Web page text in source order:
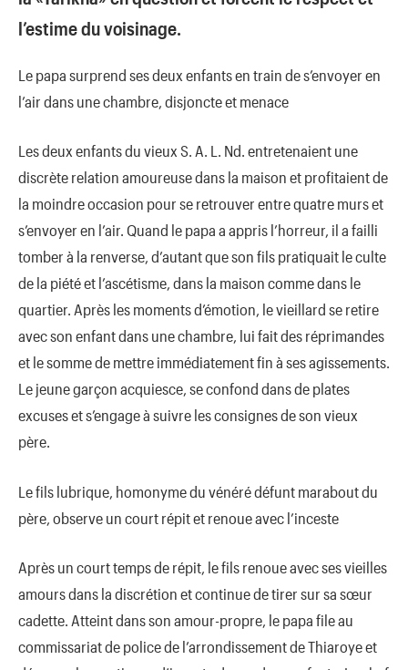
l’estime du voisinage.
Le papa surprend ses deux enfants en train de s’envoyer en
l’air dans une chambre, disjoncte et menace
Les deux enfants du vieux S. A. L. Nd. entretenaient une
discrète relation amoureuse dans la maison et profitaient de
la moindre occasion pour se retrouver entre quatre murs et
s’envoyer en l’air. Quand le papa a appris l’horreur, il a failli
tomber à la renverse, d’autant que son fils pratiquait le culte
de la piété et l’ascétisme, dans la maison comme dans le
quartier. Après les moments d’émotion, le vieillard se retire
avec son enfant dans une chambre, lui fait des réprimandes
et le somme de mettre immédiatement fin à ses agissements.
Le jeune garçon acquiesce, se confond dans de plates
excuses et s’engage à suivre les consignes de son vieux
père.
Le fils lubrique, homonyme du vénéré défunt marabout du
père, observe un court répit et renoue avec l’inceste
Après un court temps de répit, le fils renoue avec ses vieilles
amours dans la discrétion et continue de tirer sur sa sœur
cadette. Atteint dans son amour-propre, le papa file au
commissariat de police de l’arrondissement de Thiaroye et